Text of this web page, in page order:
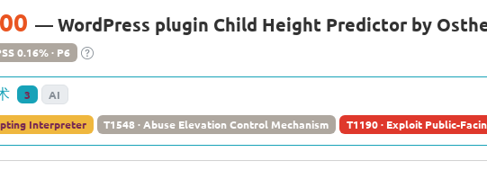
— WordPress plugin Child Height Predictor by
0.16% · P6
3 AI
Interpreter T1548 · Abuse Elevation Control Mechanism T1190 · Exploit Public-